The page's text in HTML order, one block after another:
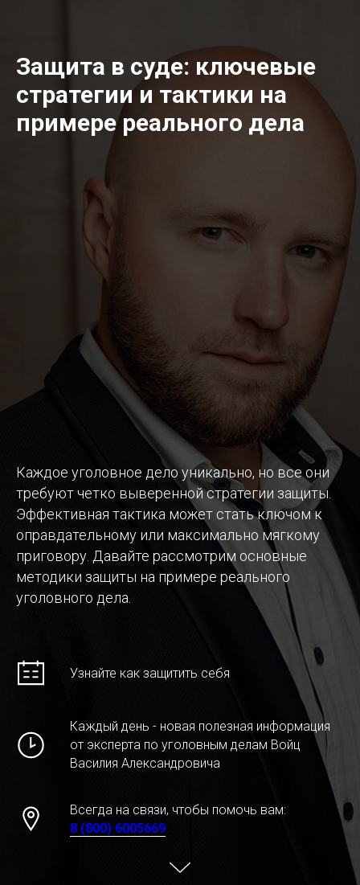
Защита в суде: ключевые
стратегии и тактики на
примере реального дела
Каждое уголовное дело уникально, но все они
требуют четко выверенной стратегии защиты.
Эффективная тактика может стать ключом к
оправдательному или максимально мягкому
приговору. Давайте рассмотрим основные
методики защиты на примере реального
уголовного дела.
Узнайте как защитить себя
Каждый день - новая полезная информация
от эксперта по уголовным делам Войц
Василия Александровича
Всегда на связи, чтобы помочь вам:
8 (800) 6005669